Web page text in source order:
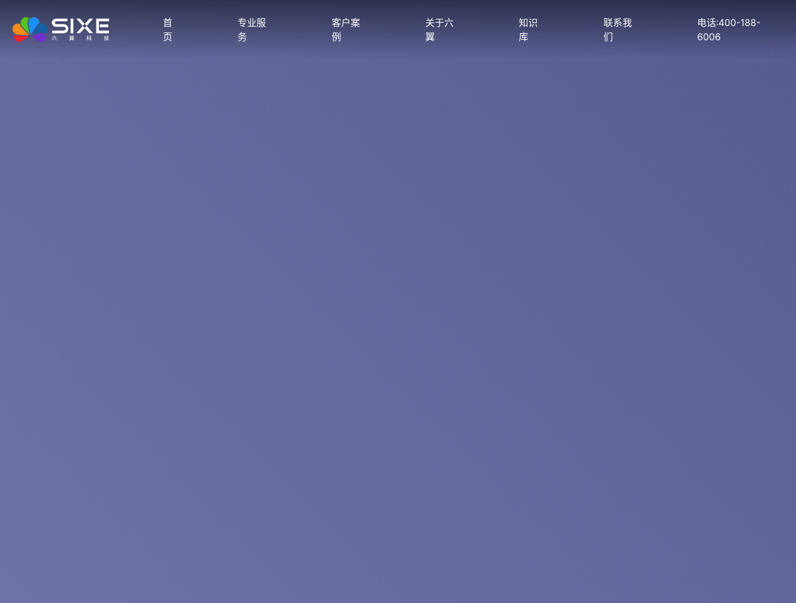
首
页
专业服
务
客户案
例
关于六
翼
知识
库
联系我
们
电话:400-188-
6006